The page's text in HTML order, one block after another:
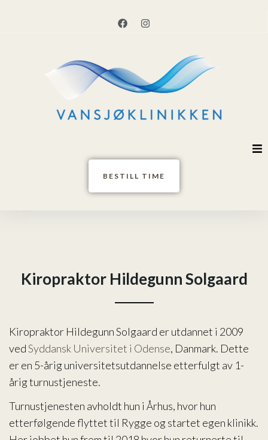
Om oss
BESTILL TIME
Kiropraktor Hildegunn Solgaard
Kiropraktor Hildegunn Solgaard er utdannet i 2009
vedSyddansk Universitet i Odense, Danmark. Dette
er en 5-årig universitetsutdannelse etterfulgt av 1-
årig turnustjeneste.
Turnustjenesten avholdt hun i Århus, hvor hun
etterfølgende flyttet til Rygge og startet egen klinikk.